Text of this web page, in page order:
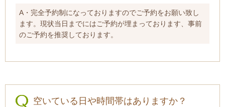
A・完全予約制になっておりますのでご予約をお願い致し
ます。現状当日までにはご予約が埋まっております、事前
のご予約を推奨しております。
空いている日や時間帯はありますか？